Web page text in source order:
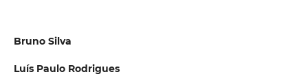
Bruno Silva
Luís Paulo Rodrigues